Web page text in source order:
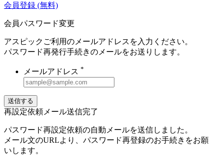
会員登録 (無料)
会員パスワード変更
アスピックご利用のメールアドレスを入力ください。
パスワード再発行手続きのメールをお送りします。
メールアドレス *
送信する
再設定依頼メール送信完了
パスワード再設定依頼の自動メールを送信しました。
メール文のURLより、パスワード再登録のお手続きをお願
いします。